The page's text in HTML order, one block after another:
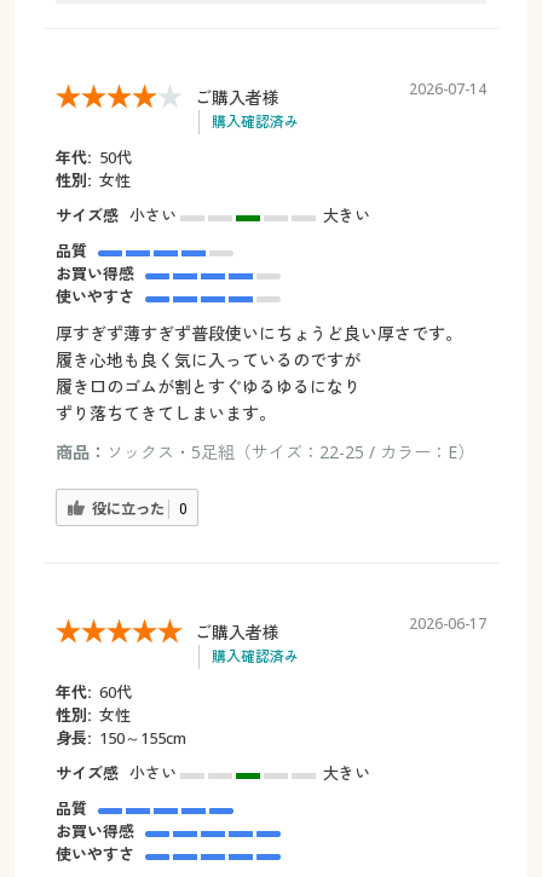
ご購入者様
購入確認済み
2026-07-14
年代: 50代
性別: 女性
サイズ感 小さい
大きい
品質
お買い得感
使いやすさ
厚すぎず薄すぎず普段使いにちょうど良い厚さです。
履き心地も良く気に入っているのですが
履き口のゴムが割とすぐゆるゆるになり
ずり落ちてきてしまいます。
商品： ソックス・5足組（サイズ：22-25 / カラー：E）
役に立った 0
ご購入者様
購入確認済み
2026-06-17
年代: 60代
性別: 女性
身長: 150～155cm
サイズ感 小さい
大きい
品質
お買い得感
使いやすさ